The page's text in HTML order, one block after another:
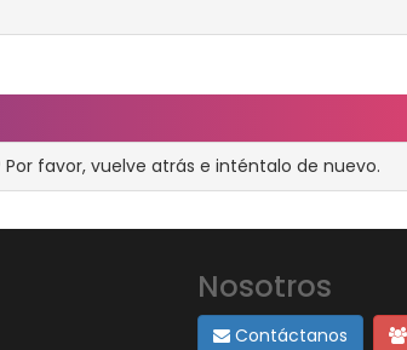
favor, vuelve atrás e inténtalo de nuevo.
Nosotros
Contáctanos